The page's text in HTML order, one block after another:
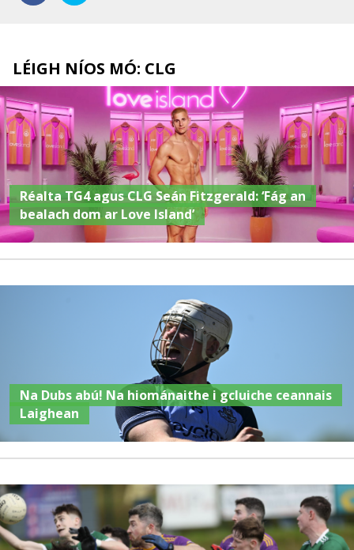
LÉIGH NÍOS MÓ: CLG
Réalta TG4 agus CLG Seán Fitzgerald: ‘Fág an
bealach dom ar Love Island’
Na Dubs abú! Na hiománaithe i gcluiche ceannais
Laighean